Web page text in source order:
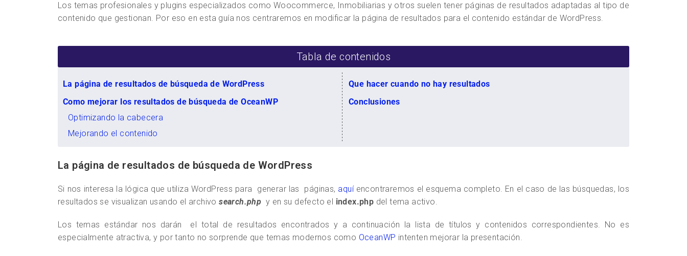
Los temas profesionales y plugins especializados como Woocommerce, Inmobiliarias y otros suelen tener páginas de resultados adaptadas al tipo de
contenido que gestionan. Por eso en esta guía nos centraremos en modificar la página de resultados para el contenido estándar de WordPress.
Tabla de contenidos
La página de resultados de búsqueda de WordPress
Como mejorar los resultados de búsqueda de OceanWP
Optimizando la cabecera
Mejorando el contenido
Que hacer cuando no hay resultados
Conclusiones
La página de resultados de búsqueda de WordPress
Si nos interesa la lógica que utiliza WordPress para generar las páginas, aquíencontraremos el esquema completo. En el caso de las búsquedas, los
resultados se visualizan usando el archivo search.php y en su defecto el index.php del tema activo.
Los temas estándar nos darán el total de resultados encontrados y a continuación la lista de títulos y contenidos correspondientes. No es
especialmente atractiva, y por tanto no sorprende que temas modernos como OceanWP intenten mejorar la presentación.